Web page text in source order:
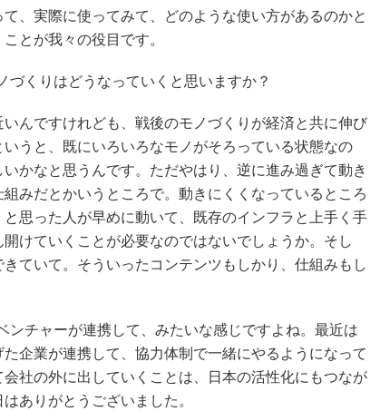
、実際に使ってみて、どのような使い方があるのかと
とが我々の役目です。
くりはどうなっていくと思いますか？
んですけれども、戦後のモノづくりが経済と共に伸び
うと、既にいろいろなモノがそろっている状態なの
かなと思うんです。ただやはり、逆に進み過ぎて動き
みだとかいうところで。動きにくくなっているところ
思った人が早めに動いて、既存のインフラと上手く手
けていくことが必要なのではないでしょうか。そし
ていて。そういったコンテンツもしかり、仕組みもし
チャーが連携して、みたいな感じですよね。最近は
企業が連携して、協力体制で一緒にやるようになって
社の外に出していくことは、日本の活性化にもつなが
ありがとうございました。